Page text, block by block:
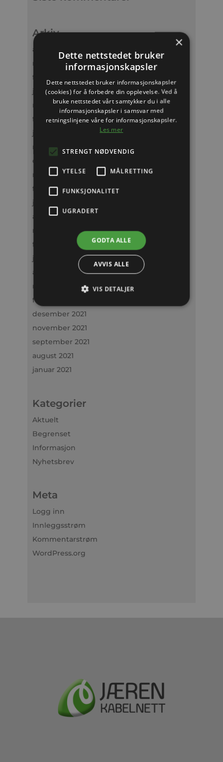
Arkiv
april 2026
mars 2026
februar 2026
januar 2026
mars 2025
februar 2025
januar 2025
november 2024
oktober 2024
mars 2024
februar 2024
januar 2024
april 2023
mars 2023
februar 2023
januar 2023
april 2022
mars 2022
februar 2022
desember 2021
november 2021
september 2021
august 2021
januar 2021
Kategorier
Aktuelt
Begrenset
Informasjon
Nyhetsbrev
Meta
Logg inn
Innleggsstrøm
Kommentarstrøm
WordPress.org
×
Dette nettstedet bruker
informasjonskapsler
Dette nettstedet bruker informasjonskapsler
(cookies) for å forbedre din opplevelse. Ved å
bruke nettstedet vårt samtykker du i alle
informasjonskapsler i samsvar med
retningslinjene våre for informasjonskapsler.
Les mer
STRENGT NØDVENDIG
YTELSE MÅLRETTING
FUNKSJONALITET
UGRADERT
GODTA ALLE
AVVIS ALLE
VIS DETALJER